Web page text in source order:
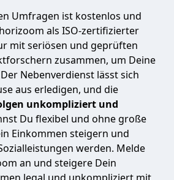
Umfragen ist kostenlos und
als ISO-zertifizierter
mit seriösen und geprüften
zusammen, um Deine
Nebenverdienst lässt sich
aus erledigen, und die
unkompliziert und
Du flexibel und ohne große
Einkommen steigern und
werden. Melde
an und steigere Dein